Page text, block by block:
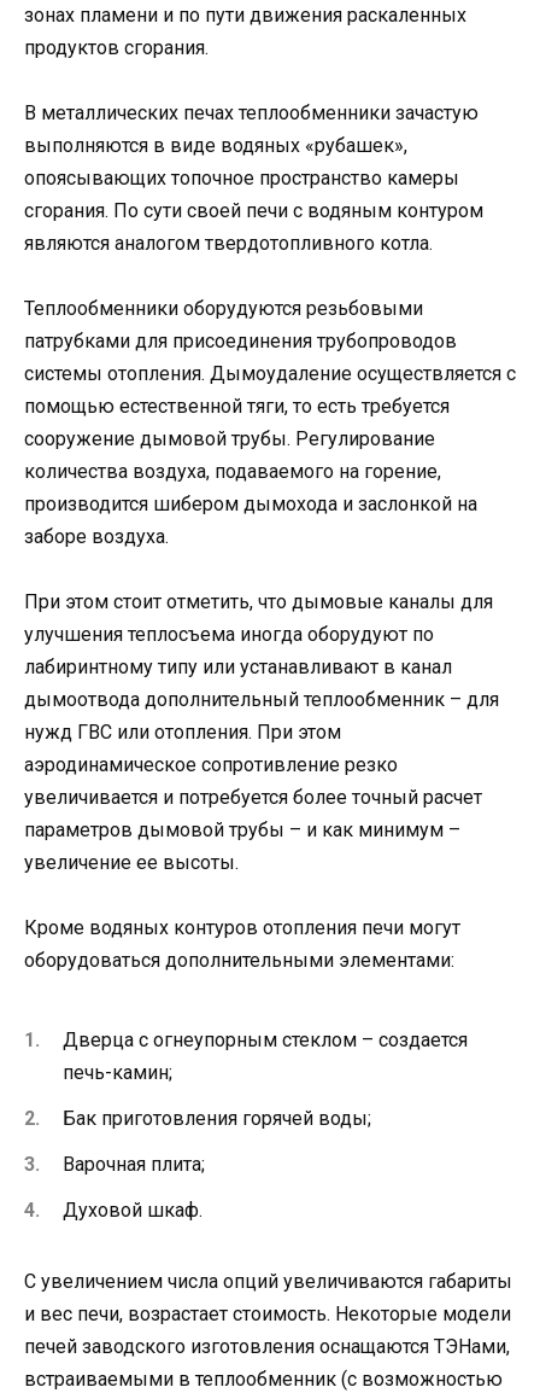
зонах пламени и по пути движения раскаленных
продуктов сгорания.
В металлических печах теплообменники зачастую
выполняются в виде водяных «рубашек»,
опоясывающих топочное пространство камеры
сгорания. По сути своей печи с водяным контуром
являются аналогом твердотопливного котла.
Теплообменники оборудуются резьбовыми
патрубками для присоединения трубопроводов
системы отопления. Дымоудаление осуществляется с
помощью естественной тяги, то есть требуется
сооружение дымовой трубы. Регулирование
количества воздуха, подаваемого на горение,
производится шибером дымохода и заслонкой на
заборе воздуха.
При этом стоит отметить, что дымовые каналы для
улучшения теплосъема иногда оборудуют по
лабиринтному типу или устанавливают в канал
дымоотвода дополнительный теплообменник – для
нужд ГВС или отопления. При этом
аэродинамическое сопротивление резко
увеличивается и потребуется более точный расчет
параметров дымовой трубы – и как минимум –
увеличение ее высоты.
Кроме водяных контуров отопления печи могут
оборудоваться дополнительными элементами:
Дверца с огнеупорным стеклом – создается
печь-камин;
Бак приготовления горячей воды;
Варочная плита;
Духовой шкаф.
С увеличением числа опций увеличиваются габариты
и вес печи, возрастает стоимость. Некоторые модели
печей заводского изготовления оснащаются ТЭНами,
встраиваемыми в теплообменник (с возможностью